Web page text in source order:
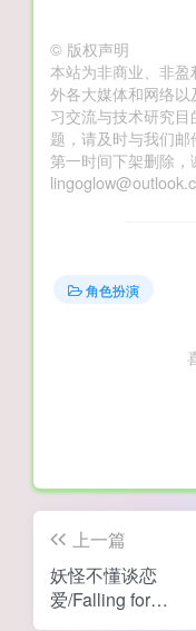
© 版权声明
本站为非商业、非
外各大媒体和网络
习交流与技术研究
题，请及时与我们
第一时间下架删除，
角色扮演
上一篇
妖怪不懂谈恋
爱/Falling for
Yaoguais